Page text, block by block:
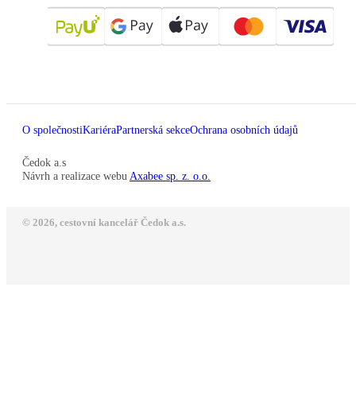
O společnostiKariéraPartnerská sekceOchrana osobních údajů
Čedok a.s
Návrh a realizace webu Axabee sp. z. o.o.
© 2026, cestovní kancelář Čedok a.s.